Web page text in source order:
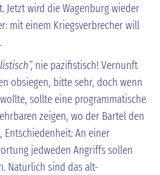
Jetzt wird die Wagenburg wieder
mit einem Kriegsverbrecher will
nie pazifistisch! Vernunft
obsiegen, bitte sehr, doch wenn
sollte eine programmatische
zeigen, wo der Bartel den
Entschiedenheit: An einer
jedweden Angriffs sollen
Natürlich sind das alt-